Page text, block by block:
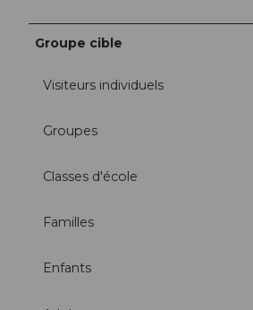
Groupe cible
Visiteurs individuels
Groupes
Classes d'école
Familles
Enfants